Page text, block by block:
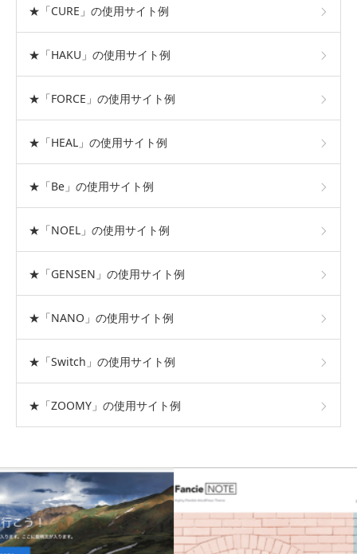
★「CURE」の使用サイト例
★「HAKU」の使用サイト例
★「FORCE」の使用サイト例
★「HEAL」の使用サイト例
★「Be」の使用サイト例
★「NOEL」の使用サイト例
★「GENSEN」の使用サイト例
★「NANO」の使用サイト例
★「Switch」の使用サイト例
★「ZOOMY」の使用サイト例